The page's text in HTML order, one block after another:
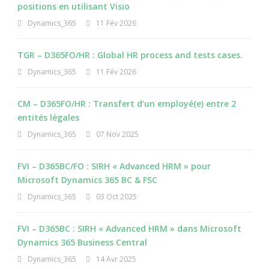
positions en utilisant Visio
Dynamics_365 11 Fév 2026
TGR – D365FO/HR : Global HR process and tests cases.
Dynamics_365 11 Fév 2026
CM – D365FO/HR : Transfert d’un employé(e) entre 2
entités légales
Dynamics_365 07 Nov 2025
FVI – D365BC/FO : SIRH « Advanced HRM » pour
Microsoft Dynamics 365 BC & FSC
Dynamics_365 03 Oct 2025
FVI – D365BC : SIRH « Advanced HRM » dans Microsoft
Dynamics 365 Business Central
Dynamics_365 14 Avr 2025